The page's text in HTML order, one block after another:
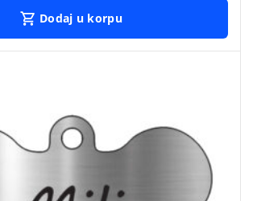
Dodaj u korpu